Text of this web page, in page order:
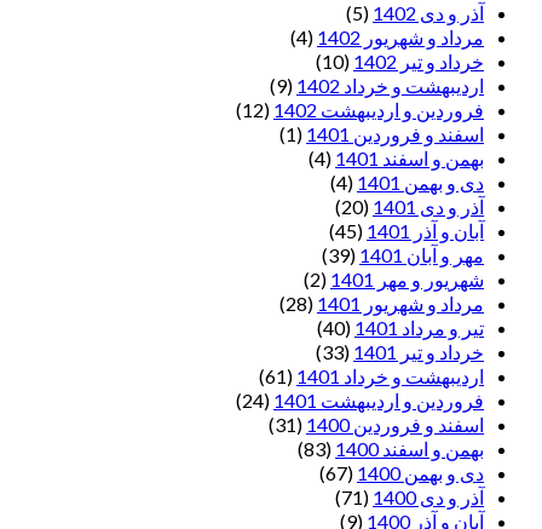
آذر و دی 1402
(5)
مرداد و شهریور 1402
(4)
خرداد و تیر 1402
(10)
اردیبهشت و خرداد 1402
(9)
فروردین و اردیبهشت 1402
(12)
اسفند و فروردین 1401
(1)
بهمن و اسفند 1401
(4)
دی و بهمن 1401
(4)
آذر و دی 1401
(20)
آبان و آذر 1401
(45)
مهر و آبان 1401
(39)
شهریور و مهر 1401
(2)
مرداد و شهریور 1401
(28)
تیر و مرداد 1401
(40)
خرداد و تیر 1401
(33)
اردیبهشت و خرداد 1401
(61)
فروردین و اردیبهشت 1401
(24)
اسفند و فروردین 1400
(31)
بهمن و اسفند 1400
(83)
دی و بهمن 1400
(67)
آذر و دی 1400
(71)
آبان و آذر 1400
(9)